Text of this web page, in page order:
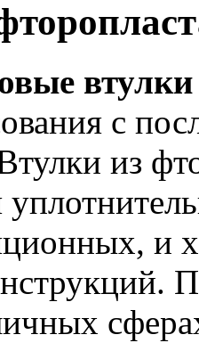
втулки
с
из
и